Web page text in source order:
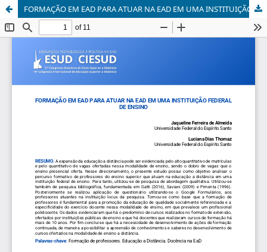
FORMAÇÃO EM EAD PARA ATUAR NA EAD EM UMA INSTITUIÇÃO FEDERAL DE ENSINO